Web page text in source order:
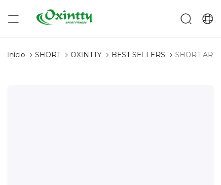
Início SHORT OXINTTY BEST SELLERS SHORT